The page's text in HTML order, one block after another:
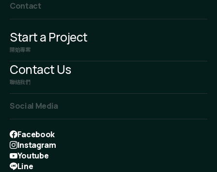
Contact
Start a Project
開始專案
Contact Us
聯絡我們
Social Media
Facebook
Instagram
Youtube
Line